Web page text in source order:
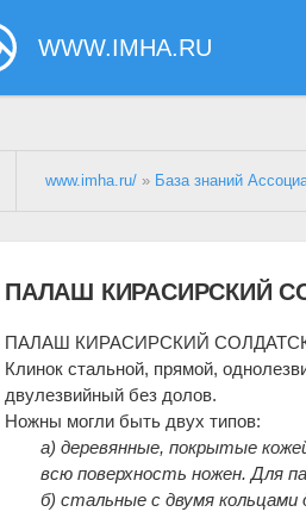
head.php"}
WWW.IMHA.RU
www.imha.ru/ » База знаний
ПАЛАШ КИРАСИРСКИЙ
ПАЛАШ КИРАСИРСКИЙ
Клинок стальной, прямой,
двулезвийный без долов.
Ножны могли быть двух типов:
а) деревянные, покрытые
всю поверхность ножен. Для
б) стальные с двумя кольцами